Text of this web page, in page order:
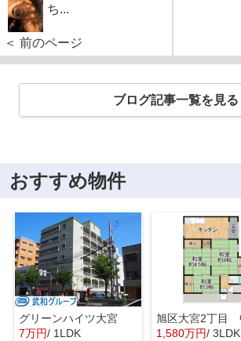
ち...
＜ 前のページ
ブログ記事一覧を見る
おすすめ物件
グリーンハイツ大宮
7万円/ 1LDK
1,580万円/ 3LDK